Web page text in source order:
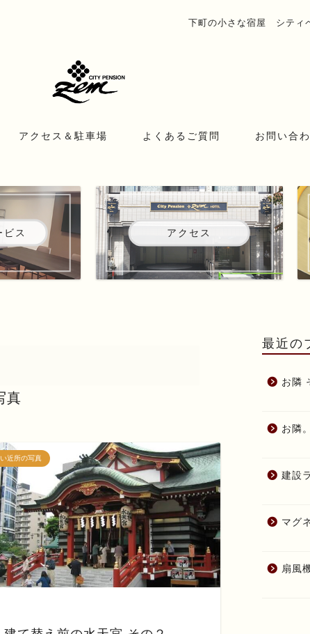
下町の小さな宿屋 シテ
アクセス＆駐車場 よくあるご質問 お問い合
ス アクセス
真
近所の写真
最近の
お隣
お隣。
建設
マグ
扇風